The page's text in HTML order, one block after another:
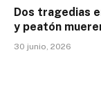
Dos tragedias
y peatón
30 junio, 2026